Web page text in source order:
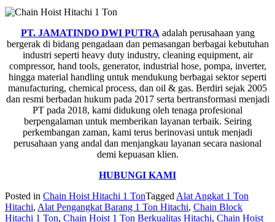
PT. JAMATINDO DWI PUTRA adalah perusahaan yang
bergerak di bidang pengadaan dan pemasangan berbagai kebutuhan
industri seperti heavy duty industry, cleaning equipment, air
compressor, hand tools, generator, industrial hose, pompa, inverter,
hingga material handling untuk mendukung berbagai sektor seperti
manufacturing, chemical process, dan oil & gas. Berdiri sejak 2005
dan resmi berbadan hukum pada 2017 serta bertransformasi menjadi
PT pada 2018, kami didukung oleh tenaga profesional
berpengalaman untuk memberikan layanan terbaik. Seiring
perkembangan zaman, kami terus berinovasi untuk menjadi
perusahaan yang andal dan menjangkau layanan secara nasional
demi kepuasan klien.
HUBUNGI KAMI
Posted in Chain Hoist Hitachi 1 TonTagged Alat Angkat 1 Ton
Hitachi, Alat Pengangkat Barang 1 Ton Hitachi, Chain Block
Hitachi 1 Ton, Chain Hoist 1 Ton Berkualitas Hitachi, Chain Hoist